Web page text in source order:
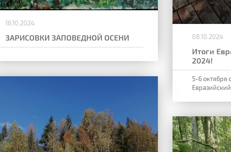
16.10.2024
ЗАРИСОВКИ ЗАПОВЕДНОЙ ОСЕНИ 08.10.2024
Итоги
2024!
5-6 октября